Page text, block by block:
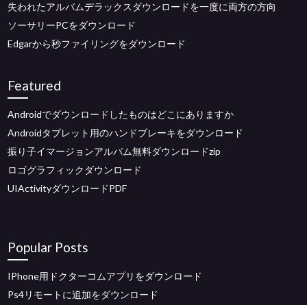
失われたアルバムデラックスダウンロードを一度に両方の方向
ソーサリーPCをダウンロード
Edgarから秒ファイリングをダウンロード
Featured
Androidでダウンロードしたものはどこにありますか
Androidタブレット用のハンドブレーキをダウンロード
振り子イマージョンアルバム無料ダウンロードzip
ロゴグラフィックダウンロード
UIActivityダウンロードPDF
Popular Posts
IPhone用ドクターコムアプリをダウンロード
Ps4リモートに追加をダウンロード